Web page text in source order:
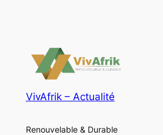
VivAfrik – Actualité
Renouvelable & Durable